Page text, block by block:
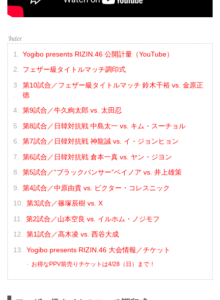
Yogibo presents RIZIN.46 公開計量（YouTube）
フェザー級タイトルマッチ調印式
第10試合／フェザー級タイトルマッチ 鈴木千裕 vs. 金原正
徳
第9試合／牛久絢太郎 vs. 太田忍
第8試合／⽇韓対抗戦 中島太一 vs. キム・スーチョル
第7試合／⽇韓対抗戦 神龍誠 vs. イ・ジョンヒョン
第6試合／⽇韓対抗戦 倉本一真 vs. ヤン・ジヨン
第5試合／“ブラックパンサー”ベイノア vs. 井上雄策
第4試合／中原由貴 vs. ビクター・コレスニック
第3試合／篠塚辰樹 vs. X
第2試合／山本空良 vs. イルホム・ノジモフ
第1試合／高木凌 vs. 西谷大成
Yogibo presents RIZIN.46 大会情報／チケット
お得なPPV前売りチケットは4/28（日）まで！